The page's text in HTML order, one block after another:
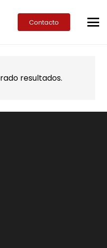
Contacto
resultados.